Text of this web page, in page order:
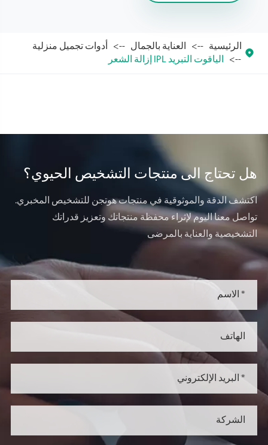

الرئيسية العناية بالجمال
أدوات تجميل منزلية
الياقوت التبريد IPL إزالة الشعر
هل تحتاج الى منتجات التشخيص الحيوي؟
اكتشف الدقة والموثوقية في منتجات هوتجن للتشخيص المخبري.
تواصل معنا اليوم لإثراء محفظة منتجاتك وتعزيز قدراتك
التشخيصية والعناية بالمرضى